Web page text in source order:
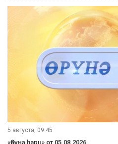
5 августа, 09:45
«Өрүнә һарц» от 05.08.2026.